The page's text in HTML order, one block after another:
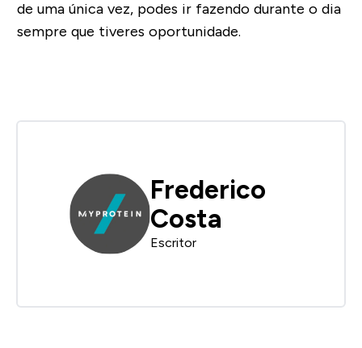
de uma única vez, podes ir fazendo durante o dia
sempre que tiveres oportunidade.
Frederico
Costa
Escritor